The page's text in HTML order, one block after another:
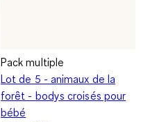
Pack multiple
Lot de 5 - animaux de la
forêt - bodys croisés pour
bébé